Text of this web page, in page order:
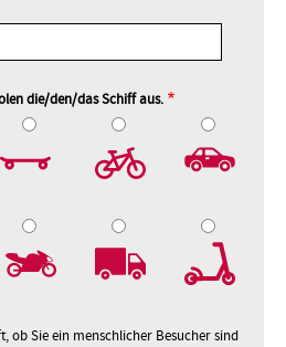
die/den/das Schiff aus.
ob Sie ein menschlicher Besucher sind